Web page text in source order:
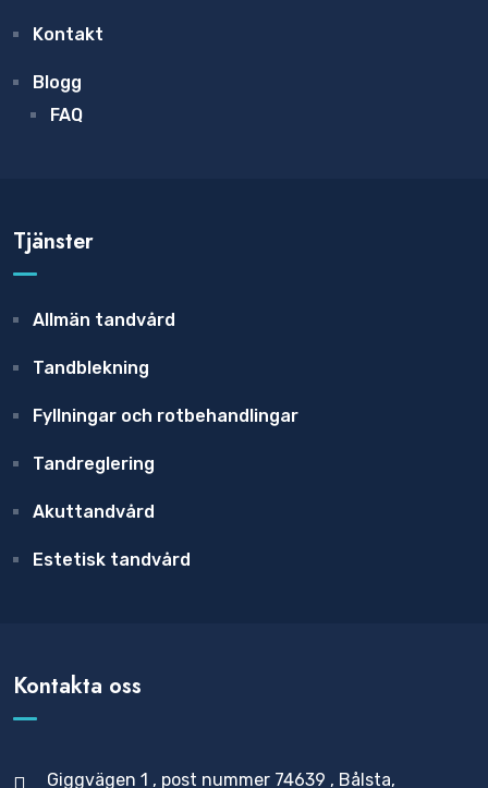
Kontakt
Blogg
FAQ
Tjänster
Allmän tandvård
Tandblekning
Fyllningar och rotbehandlingar
Tandreglering
Akuttandvård
Estetisk tandvård
Kontakta oss
Giggvägen 1 , post nummer 74639 , Bålsta,